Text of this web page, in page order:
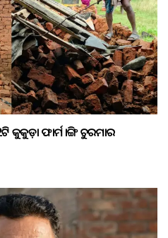
କୁକୁଡ଼ା ଫାର୍ମ ଭାଙ୍ଗି ଚୁରମାର